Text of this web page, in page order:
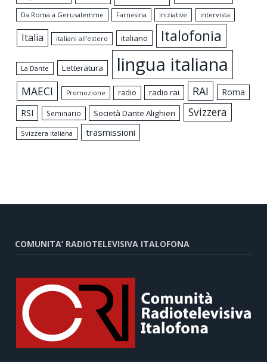
Da Roma a Gerusalemme
Farnesina iniziative intervista
Italia italiani all'estero italiano Italofonia
La Dante Letteratura lingua italiana
MAECI Promozione radio radio rai RAI
Roma
RSI
Seminario Società Dante Alighieri Svizzera
Svizzera italiana trasmissioni
COMUNITA’ RADIOTELEVISIVA ITALOFONA